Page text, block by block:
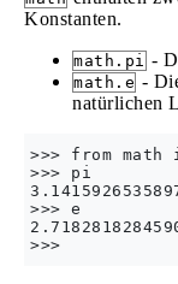
Konstanten.
math.pi -
math.e -
natürlichen
>>> from
>>> pi
>>> e